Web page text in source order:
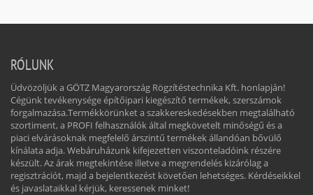
RÓLUNK
Üdvözöljük a GÖTZ Magyarország Rögzítéstechnika Kft. honlapján!
Cégünk tevékenysége építőipari kiegészítő termékek, szerszámok
forgalmazása.Termékkörünket a szakkereskedésekben megtalálható
szortiment, a PROFI felhasználók által megkövetelt minőségű és a
piaci elvárásoknak megfelelő árszintű termékek állandóan bővülő
kínálata adja. Webáruházunk kifejezetten viszonteladóink részére
készült. Az árak megtekintése illetve a megrendelés kizárólag a
regisztrációt, majd a bejelentkezést követően lehetséges. Kérdéseikkel
és javaslataikkal kérjük, keressenek minket!